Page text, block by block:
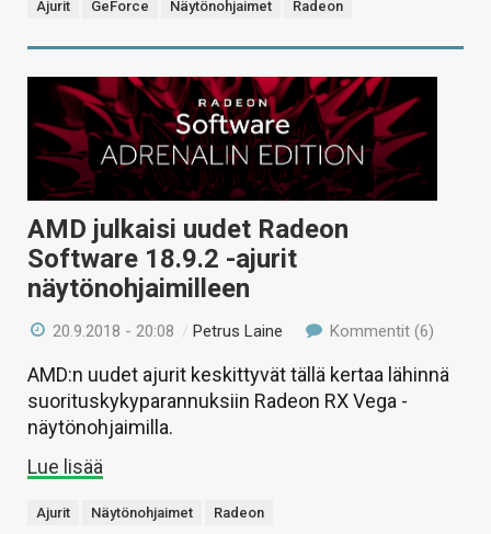
Ajurit GeForce Näytönohjaimet Radeon
AMD julkaisi uudet Radeon
Software 18.9.2 -ajurit
näytönohjaimilleen
20.9.2018 - 20:08 /Petrus Laine Kommentit (6)
AMD:n uudet ajurit keskittyvät tällä kertaa lähinnä
suorituskykyparannuksiin Radeon RX Vega -
näytönohjaimilla.
Lue lisää
Ajurit Näytönohjaimet Radeon